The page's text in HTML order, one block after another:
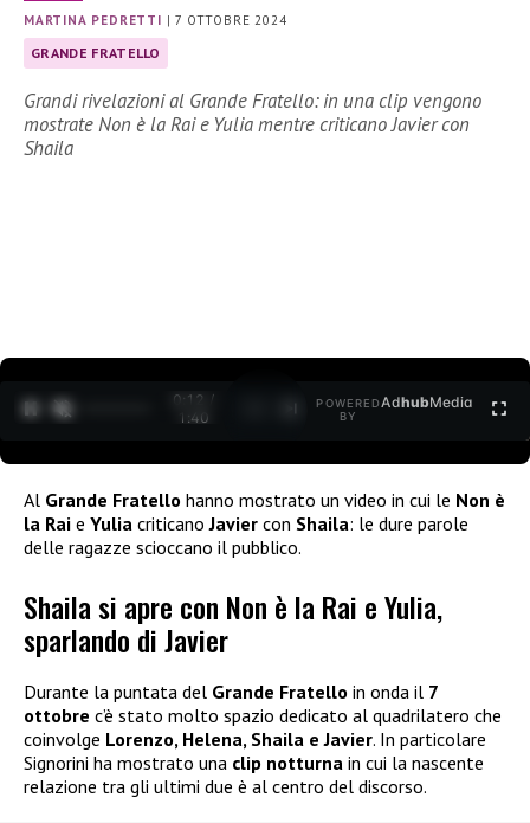
MARTINA PEDRETTI |7 OTTOBRE 2024
GRANDE FRATELLO
Grandi rivelazioni al Grande Fratello: in una clip vengono
mostrate Non è la Rai e Yulia mentre criticano Javier con
Shaila
0:13 /
1:40
POWERED
BY
AdhubMedia
Al Grande Fratello hanno mostrato un video in cui le Non è
la Rai e Yulia criticanoJavier con Shaila: le dure parole
delle ragazze scioccano il pubblico.
Shaila si apre con Non è la Rai e Yulia,
sparlando di Javier
Durante la puntata del Grande Fratello in onda il 7
ottobre c’è stato molto spazio dedicato al quadrilatero che
coinvolge Lorenzo, Helena, Shaila e Javier. In particolare
Signorini ha mostrato una clip notturna in cui la nascente
relazione tra gli ultimi due è al centro del discorso.